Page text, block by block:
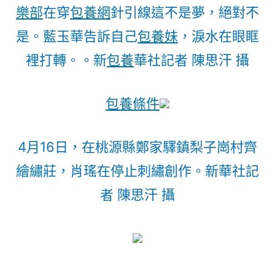
樂部在穿包養網針引線這不是夢，絕對不
是。藍玉華告訴自己包養妹 ，淚水在眼眶
裡打轉。。新包養華社記者 陳思汗 攝
包養條件
4月16日，在桃源縣鄭家驛鎮梨子崗村齊
繪繡莊，肖瑤在停止刺繡創作。新華社記
者 陳思汗 攝